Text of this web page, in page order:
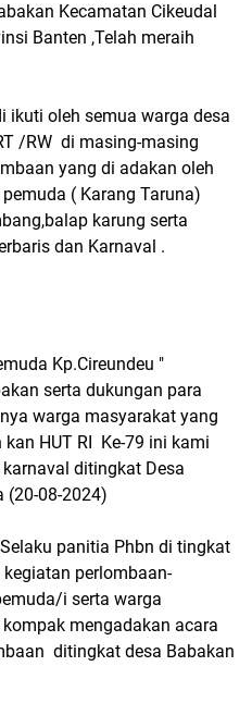
Kecamatan Cikeudal
Banten ,Telah meraih
ikuti oleh semua warga desa
/RW di masing-masing
yang di adakan oleh
( Karang Taruna)
karung serta
dan Karnaval .
Kp.Cireundeu "
serta dukungan para
warga masyarakat yang
HUT RI Ke-79 ini kami
ditingkat Desa
(20-08-2024)
panitia Phbn di tingkat
kegiatan perlombaan-
i serta warga
mengadakan acara
ditingkat desa Babakan